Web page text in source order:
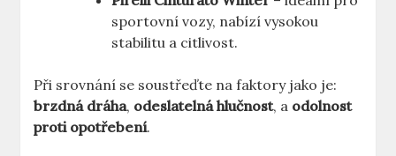
sportovní vozy, nabízí vysokou
stabilitu a citlivost.
Při srovnání se soustřeďte na faktory jako je:
brzdná dráha, odeslatelná hlučnost, a odolnost
proti opotřebení.